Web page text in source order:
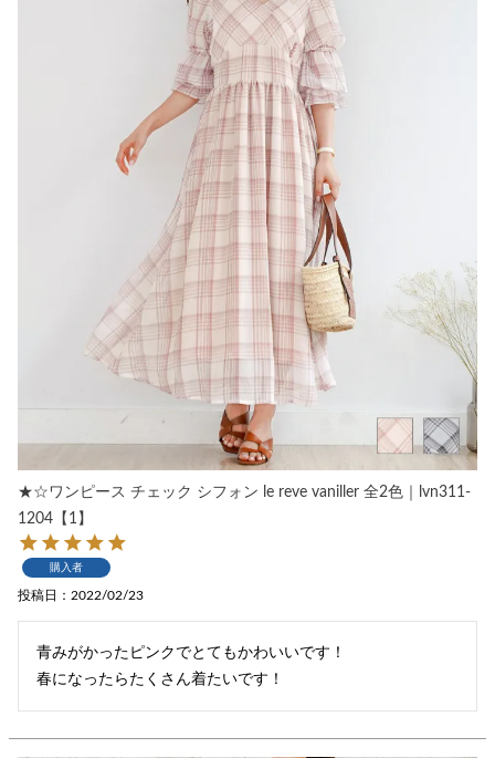
★☆ワンピース チェック シフォン le reve vaniller 全2色｜lvn311-
1204【1】
購入者
投稿日 2022/02/23
青みがかったピンクでとてもかわいいです！
春になったらたくさん着たいです！